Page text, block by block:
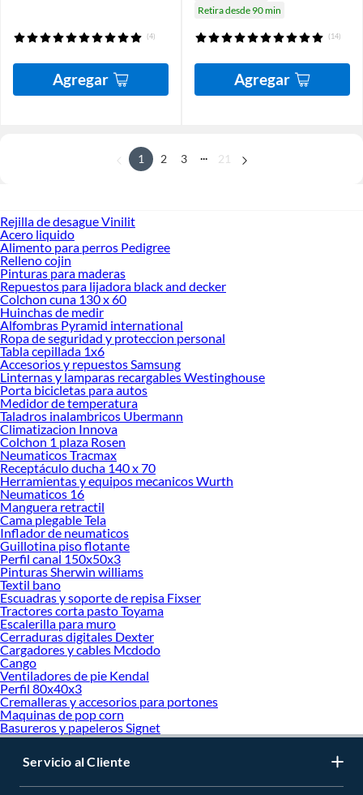
(4)
Agregar
Retira desde 90 min
(14)
Agregar
1 2 3 ... 21
Rejilla de desague Vinilit
Acero liquido
Alimento para perros Pedigree
Relleno cojin
Pinturas para maderas
Repuestos para lijadora black and decker
Colchon cuna 130 x 60
Huinchas de medir
Alfombras Pyramid international
Ropa de seguridad y proteccion personal
Tabla cepillada 1x6
Accesorios y repuestos Samsung
Linternas y lamparas recargables Westinghouse
Porta bicicletas para autos
Medidor de temperatura
Taladros inalambricos Ubermann
Climatizacion Innova
Colchon 1 plaza Rosen
Neumaticos Tracmax
Receptáculo ducha 140 x 70
Herramientas y equipos mecanicos Wurth
Neumaticos 16
Manguera retractil
Cama plegable Tela
Inflador de neumaticos
Guillotina piso flotante
Perfil canal 150x50x3
Pinturas Sherwin williams
Textil bano
Escuadras y soporte de repisa Fixser
Tractores corta pasto Toyama
Escalerilla para muro
Cerraduras digitales Dexter
Cargadores y cables Mcdodo
Cango
Ventiladores de pie Kendal
Perfil 80x40x3
Cremalleras y accesorios para portones
Maquinas de pop corn
Basureros y papeleros Signet
Servicio al Cliente